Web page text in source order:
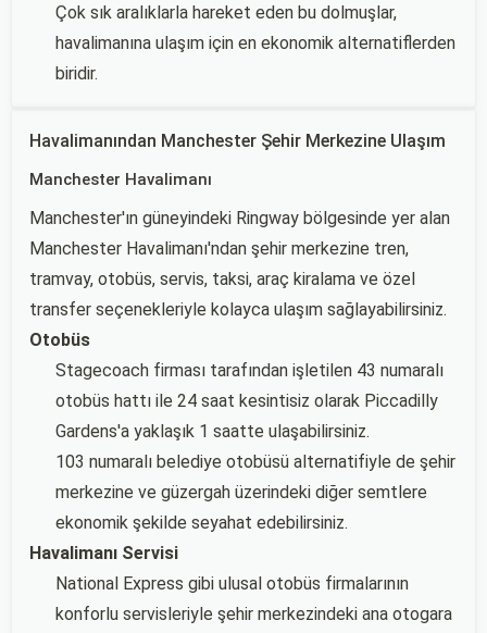
Çok sık aralıklarla hareket eden bu dolmuşlar,
havalimanına ulaşım için en ekonomik alternatiflerden
biridir.
Havalimanından Manchester Şehir Merkezine Ulaşım
Manchester Havalimanı
Manchester'ın güneyindeki Ringway bölgesinde yer alan
Manchester Havalimanı'ndan şehir merkezine tren,
tramvay, otobüs, servis, taksi, araç kiralama ve özel
transfer seçenekleriyle kolayca ulaşım sağlayabilirsiniz.
Otobüs
Stagecoach firması tarafından işletilen 43 numaralı
otobüs hattı ile 24 saat kesintisiz olarak Piccadilly
Gardens'a yaklaşık 1 saatte ulaşabilirsiniz.
103 numaralı belediye otobüsü alternatifiyle de şehir
merkezine ve güzergah üzerindeki diğer semtlere
ekonomik şekilde seyahat edebilirsiniz.
Havalimanı Servisi
National Express gibi ulusal otobüs firmalarının
konforlu servisleriyle şehir merkezindeki ana otogara